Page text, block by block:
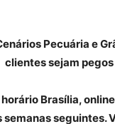
Pecuária e
clientes sejam
Brasília,
semanas